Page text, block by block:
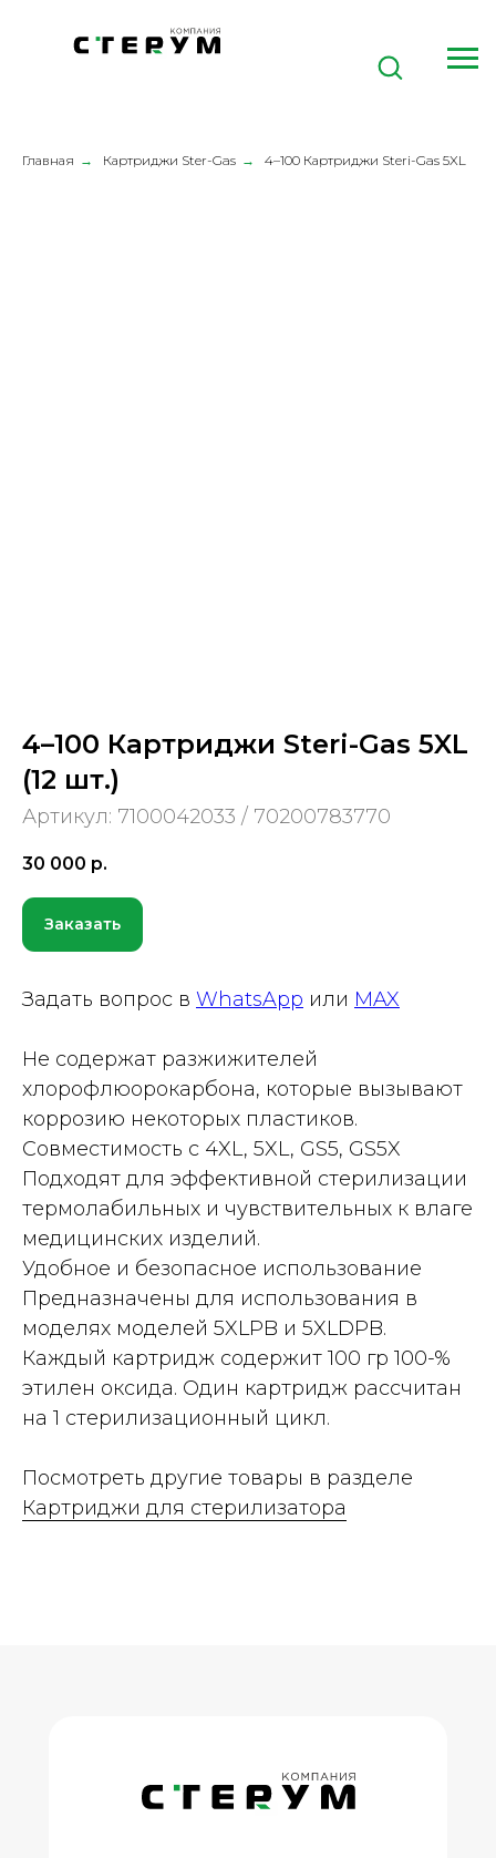
Главная → Картриджи Ster-Gas → 4–100 Картриджи Steri-Gas 5XL
4–100 Картриджи Steri-Gas 5XL
(12 шт.)
Артикул: 7100042033 / 70200783770
30 000 р.
Заказать
Задать вопрос в WhatsApp или MAX
Не содержат разжижителей
хлорофлюорокарбона, которые вызывают
коррозию некоторых пластиков.
Совместимость с 4XL, 5XL, GS5, GS5X
Подходят для эффективной стерилизации
термолабильных и чувствительных к влаге
медицинских изделий.
Удобное и безопасное использование
Предназначены для использования в
моделях моделей 5XLPB и 5XLDPB.
Каждый картридж содержит 100 гр 100-%
этилен оксида. Один картридж рассчитан
на 1 стерилизационный цикл.
Посмотреть другие товары в разделе
Картриджи для стерилизатора